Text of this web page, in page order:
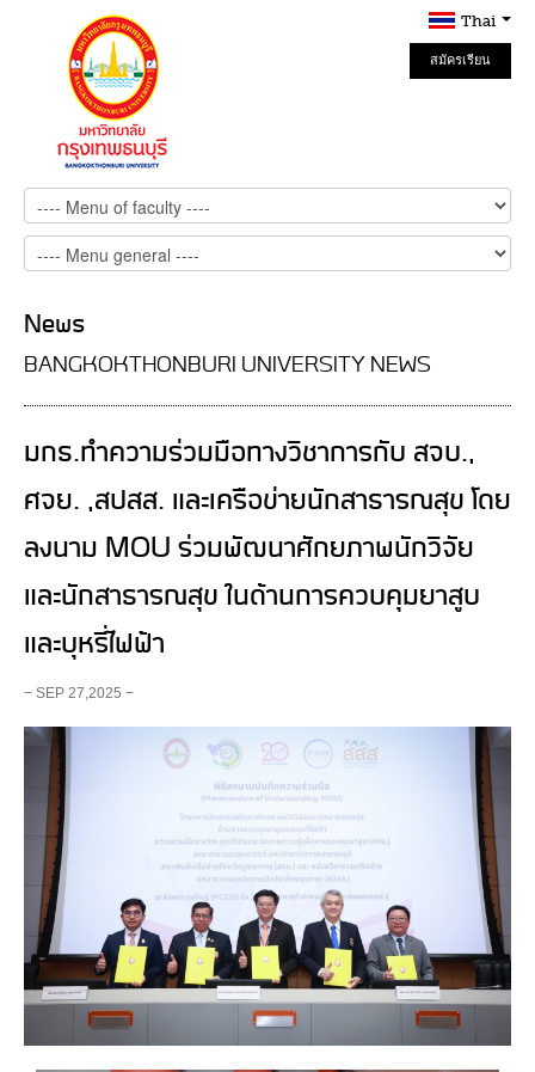
Thai
สมัครเรียน
Online
News
BANGKOKTHONBURI UNIVERSITY NEWS
มกธ.ทำความร่วมมือทางวิชาการกับ สจบ.,
ศจย. ,สปสส. และเครือข่ายนักสาธารณสุข โดย
ลงนาม MOU ร่วมพัฒนาศักยภาพนักวิจัย
และนักสาธารณสุข ในด้านการควบคุมยาสูบ
และบุหรี่ไฟฟ้า
− SEP 27,2025 −